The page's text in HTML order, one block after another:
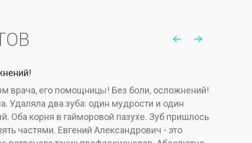
врача, его помощницы! Без боли, осложнений!
Удаляла два зуба: один мудрости и один
Оба корня в гайморовой пазухе. Зуб пришлось
частями. Евгений Александрович - это